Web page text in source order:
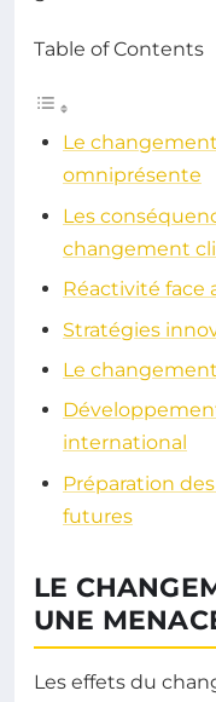
Table of Contents
Le
omniprésente
Les
changement
Réactivité face
Stratégies
Le
international
Préparation
futures
LE
UNE
Les effets du